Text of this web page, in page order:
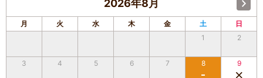
2026年8月
月 火 水 木 金 土
日
1
2
3 4 5 6 7 8 9